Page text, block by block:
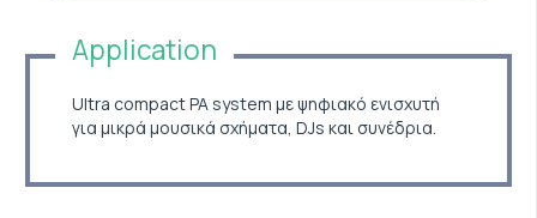
Application
Ultra compact PA system με ψηφιακό ενισχυτή
για μικρά μουσικά σχήματα, DJs και συνέδρια.